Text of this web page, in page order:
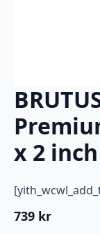
x 2 inch
739 kr